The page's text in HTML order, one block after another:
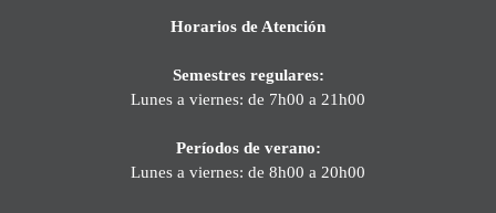
Horarios de Atención
Semestres regulares:
Lunes a viernes: de 7h00 a 21h00
Períodos de verano:
Lunes a viernes: de 8h00 a 20h00